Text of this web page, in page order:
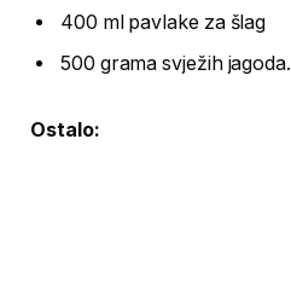
400 ml pavlake za šlag
500 grama svježih jagoda.
Ostalo: